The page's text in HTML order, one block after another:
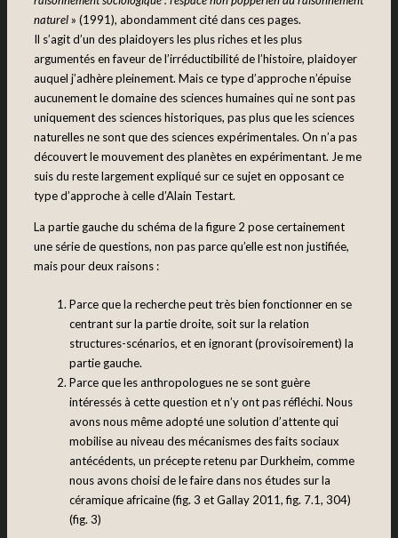
naturel » (1991), abondamment cité dans ces pages.
Il s’agit d’un des plaidoyers les plus riches et les plus
argumentés en faveur de l’irréductibilité de l’histoire, plaidoyer
auquel j’adhère pleinement. Mais ce type d’approche n’épuise
aucunement le domaine des sciences humaines qui ne sont pas
uniquement des sciences historiques, pas plus que les sciences
naturelles ne sont que des sciences expérimentales. On n’a pas
découvert le mouvement des planètes en expérimentant. Je me
suis du reste largement expliqué sur ce sujet en opposant ce
type d’approche à celle d’Alain Testart.
La partie gauche du schéma de la figure 2 pose certainement
une série de questions, non pas parce qu’elle est non justifiée,
mais pour deux raisons :
Parce que la recherche peut très bien fonctionner en se
centrant sur la partie droite, soit sur la relation
structures-scénarios, et en ignorant (provisoirement) la
partie gauche.
Parce que les anthropologues ne se sont guère
intéressés à cette question et n’y ont pas réfléchi. Nous
avons nous même adopté une solution d’attente qui
mobilise au niveau des mécanismes des faits sociaux
antécédents, un précepte retenu par Durkheim, comme
nous avons choisi de le faire dans nos études sur la
céramique africaine (fig. 3 et Gallay 2011, fig. 7.1, 304)
(fig. 3)